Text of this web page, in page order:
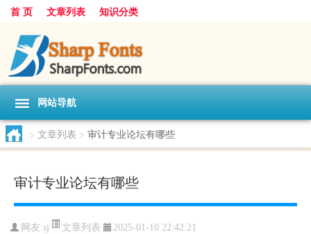
首 页 文章列表 知识分类
网站导航
> 文章列表 > 审计专业论坛有哪些
审计专业论坛有哪些
网友:sj 文章列表 2025-01-10 22:42:21